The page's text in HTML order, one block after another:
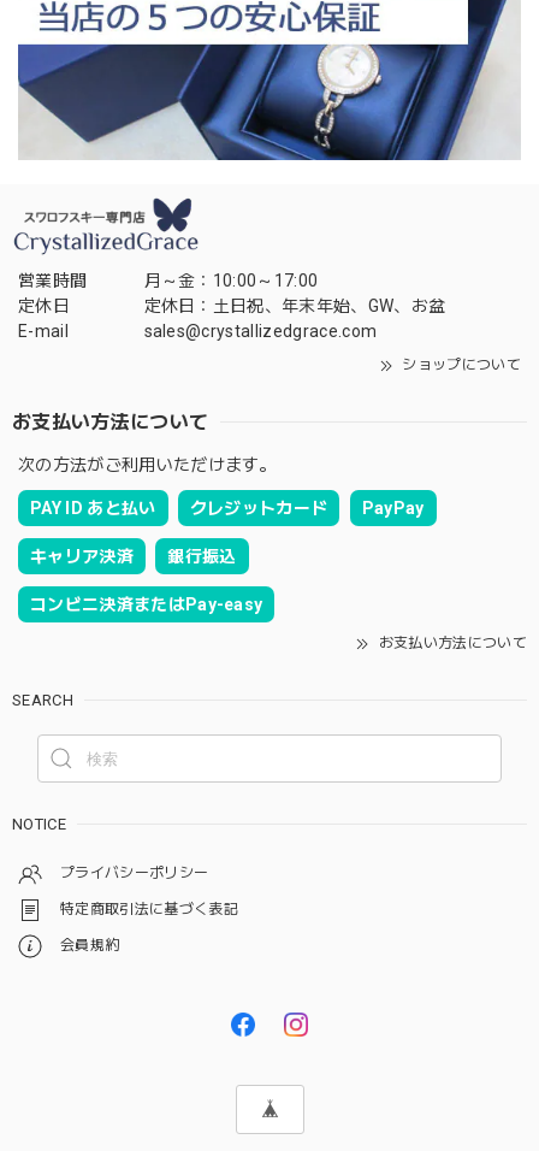
営業時間
月～金：10:00～17:00
定休日
定休日：土日祝、年末年始、GW、お盆
E-mail
sales@crystallizedgrace.com
ショップについて
お支払い方法について
次の方法がご利用いただけます。
PAY ID あと払い クレジットカード PayPay
キャリア決済 銀行振込
コンビニ決済またはPay-easy
お支払い方法について
SEARCH
NOTICE
プライバシーポリシー
特定商取引法に基づく表記
会員規約